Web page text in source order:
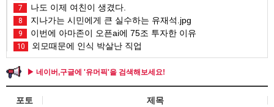
7 나도 이제 여친이 생겼다.
8 지나가는 시민에게 큰 실수하는 유재석.jpg
9 이번에 아마존이 오픈ai에 75조 투자한 이유
10 외모때문에 인식 박살난 직업
▶ 네이버,구글에 '유머픽'을 검색해보세요!
포토 제목